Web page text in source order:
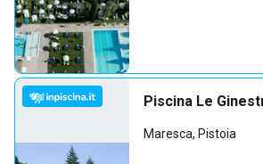
Piscina Le
Maresca, Pistoia